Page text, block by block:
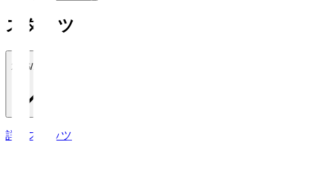
スタッツ
2026/27
詳細スタッツ